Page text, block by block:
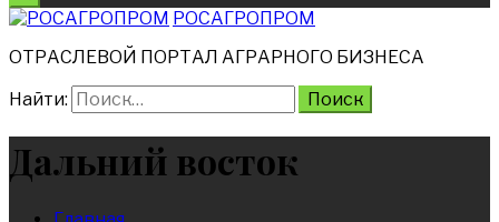
РОСАГРОПРОМ
ОТРАСЛЕВОЙ ПОРТАЛ АГРАРНОГО БИЗНЕСА
Найти:
Дальний восток